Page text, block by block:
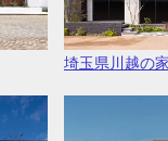
埼玉県川越の